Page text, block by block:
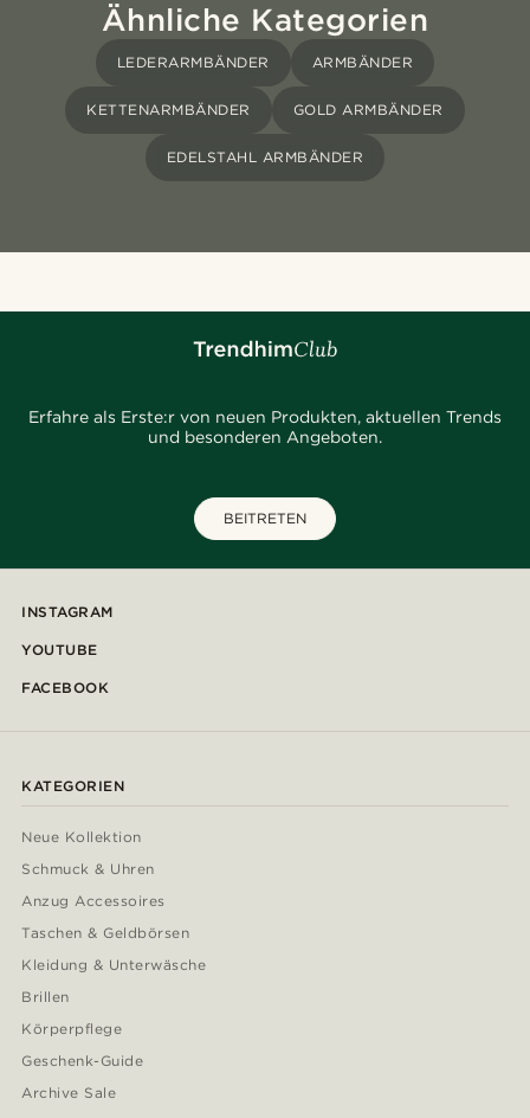
Ähnliche Kategorien
LEDERARMBÄNDER ARMBÄNDER
KETTENARMBÄNDER GOLD ARMBÄNDER
EDELSTAHL ARMBÄNDER
Erfahre als Erste:r von neuen Produkten, aktuellen Trends
und besonderen Angeboten.
BEITRETEN
INSTAGRAM
YOUTUBE
FACEBOOK
KATEGORIEN
Neue Kollektion
Schmuck & Uhren
Anzug Accessoires
Taschen & Geldbörsen
Kleidung & Unterwäsche
Brillen
Körperpflege
Geschenk-Guide
Archive Sale